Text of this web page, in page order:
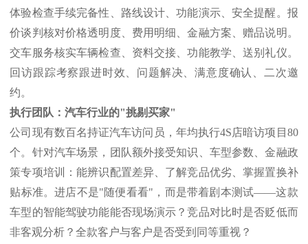
体验检查手续完备性、路线设计、功能演示、安全提醒。报
价谈判核对价格透明度、费用明细、金融方案、赠品说明。
交车服务核实车辆检查、资料交接、功能教学、送别礼仪。
回访跟踪考察跟进时效、问题解决、满意度确认、二次邀
约。
执行团队：汽车行业的"挑剔买家"
公司现有数百名持证汽车访问员，年均执行4S店暗访项目80
个。针对汽车场景，团队额外接受知识、车型参数、金融政
策专项培训：能辨识配置差异、了解竞品优劣、掌握置换补
贴标准。进店不是"随便看看"，而是带着剧本测试——这款
车型的智能驾驶功能能否现场演示？竞品对比时是否贬低而
非客观分析？全款客户与客户是否受到同等重视？